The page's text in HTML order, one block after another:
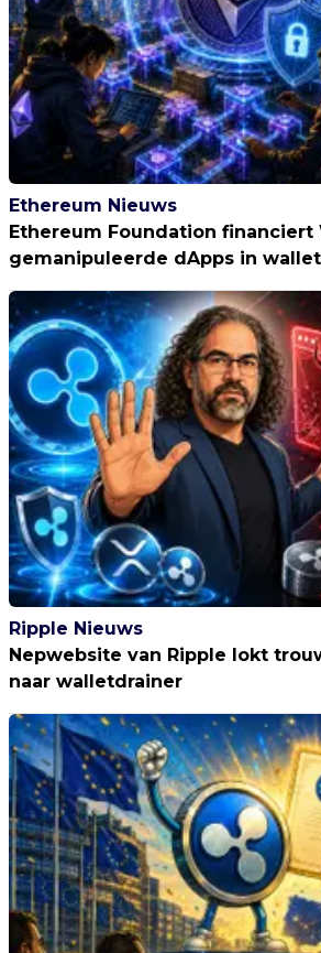
Ethereum Nieuws
Ethereum Foundation financiert
gemanipuleerde dApps in
Ripple Nieuws
Nepwebsite van Ripple lokt
naar walletdrainer